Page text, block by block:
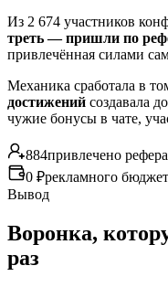
Из 2 674 участников
треть — пришли по
привлечённая силами
Механика сработала в
достижений создавала
чужие бонусы в чате,
884привлечено
0 ₽рекламного
Вывод
Воронка,
раз